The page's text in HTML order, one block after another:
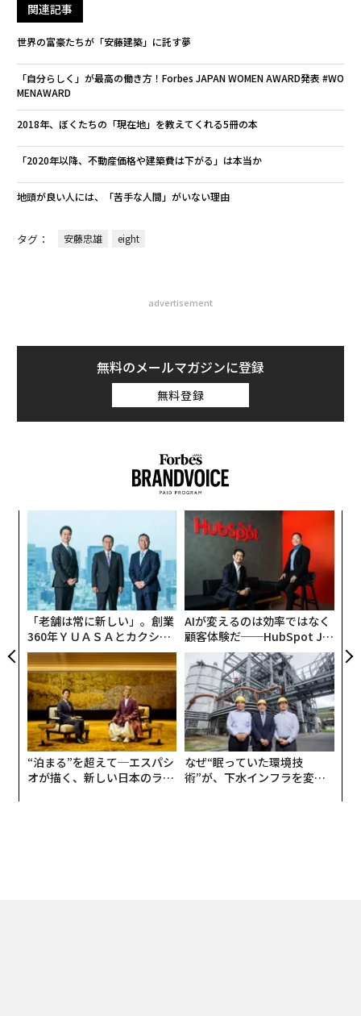
関連記事
世界の富豪たちが「安藤建築」に託す夢
「自分らしく」が最高の働き方！Forbes JAPAN WOMEN AWARD発表 #WO
MENAWARD
2018年、ぼくたちの「現在地」を教えてくれる5冊の本
「2020年以降、不動産価格や建築費は下がる」は本当か
地頭が良い人には、「苦手な人間」がいない理由
タグ： 安藤忠雄 eight
advertisement
無料のメールマガジンに登録
無料登録
「老舗は常に新しい」。創業
360年ＹＵＡＳＡとカクシン
CEO田尻望が語る、AIを超え
る人の価値
AIが変えるのは効率ではなく
顧客体験だ──HubSpot Ja
panが語る「Grow Better」
な組織のつくり方
“泊まる”を超えて─エスパシ
オが描く、新しい日本のラグ
なぜ“眠っていた環境技
術”が、下水インフラを変え